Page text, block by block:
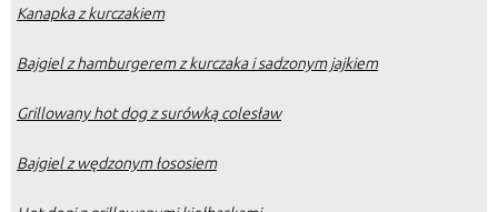
Kanapka z kurczakiem
Bajgiel z hamburgerem z kurczaka i sadzonym jajkiem
Grillowany hot dog z surówką colesław
Bajgiel z wędzonym łososiem